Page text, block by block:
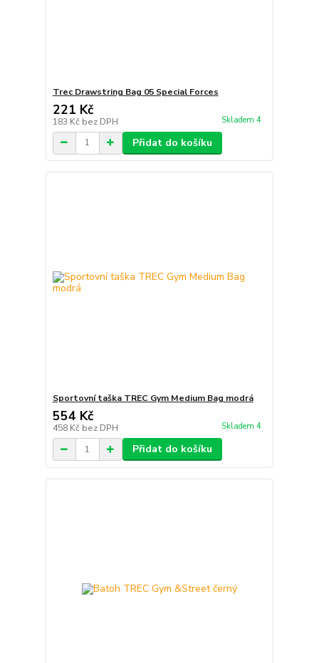
Trec Drawstring Bag 05 Special Forces
221 Kč
183 Kč bez DPH Skladem 4
Přidat do košíku
Sportovní taška TREC Gym Medium Bag modrá
554 Kč
458 Kč bez DPH Skladem 4
Přidat do košíku